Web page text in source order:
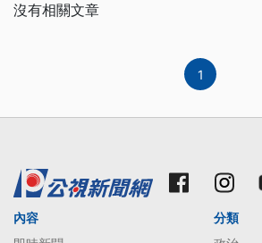
沒有相關文章
1
內容
分類